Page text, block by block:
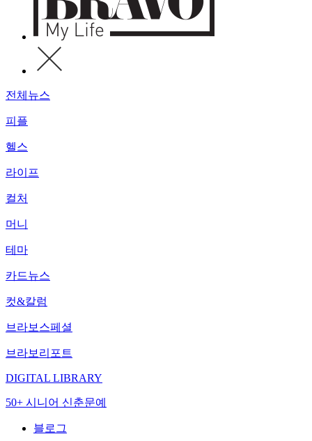
전체뉴스
피플
헬스
라이프
컬처
머니
테마
카드뉴스
컷&칼럼
브라보스페셜
브라보리포트
DIGITAL LIBRARY
50+ 시니어 신춘문예
블로그